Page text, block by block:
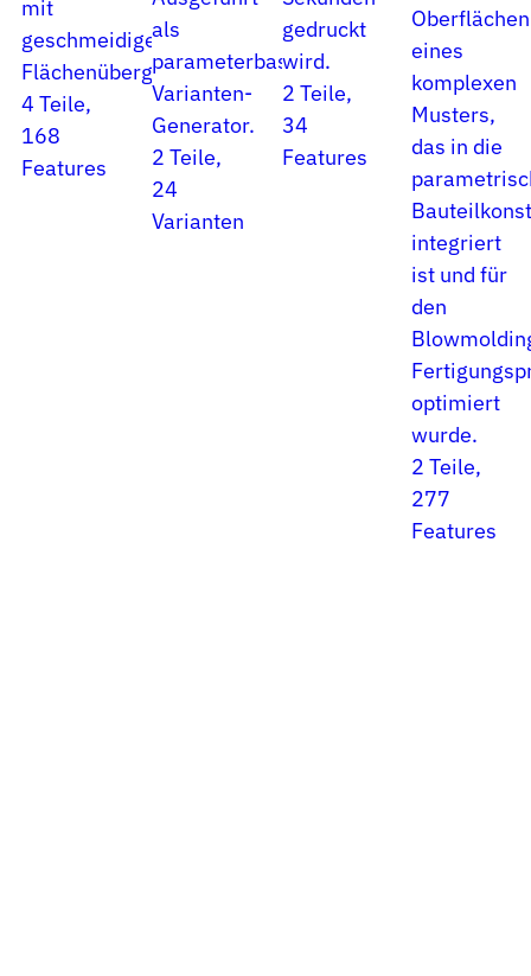
mit
geschmeidigen
Flächenübergängen.
4 Teile,
168
Features
als
parameterbasierter
Varianten-
Generator.
2 Teile,
24
Varianten
gedruckt
wird.
2 Teile,
34
Features
eines
komplexen
Musters,
das in die
integriert
ist und für
den
optimiert
wurde.
2 Teile,
277
Features